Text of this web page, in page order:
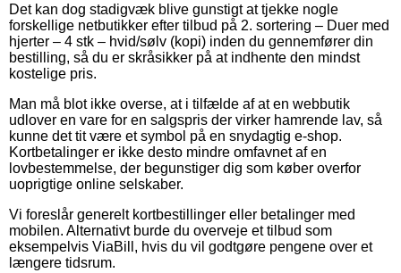
Det kan dog stadigvæk blive gunstigt at tjekke nogle
forskellige netbutikker efter tilbud på 2. sortering – Duer med
hjerter – 4 stk – hvid/sølv (kopi) inden du gennemfører din
bestilling, så du er skråsikker på at indhente den mindst
kostelige pris.
Man må blot ikke overse, at i tilfælde af at en webbutik
udlover en vare for en salgspris der virker hamrende lav, så
kunne det tit være et symbol på en snydagtig e-shop.
Kortbetalinger er ikke desto mindre omfavnet af en
lovbestemmelse, der begunstiger dig som køber overfor
uoprigtige online selskaber.
Vi foreslår generelt kortbestillinger eller betalinger med
mobilen. Alternativt burde du overveje et tilbud som
eksempelvis ViaBill, hvis du vil godtgøre pengene over et
længere tidsrum.